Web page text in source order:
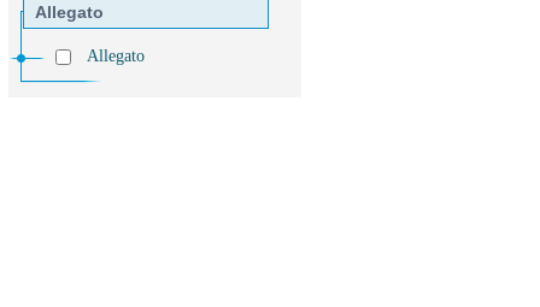
Allegato
Allegato